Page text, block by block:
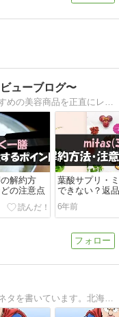
ューブログ〜
解約方
の注意点
葉酸サプリ・
できない？返
と注意点
6年前